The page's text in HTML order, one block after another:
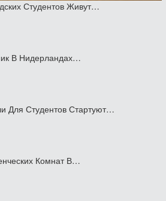
Студентов Живут…
В Нидерландах…
Для Студентов Стартуют…
Комнат В…